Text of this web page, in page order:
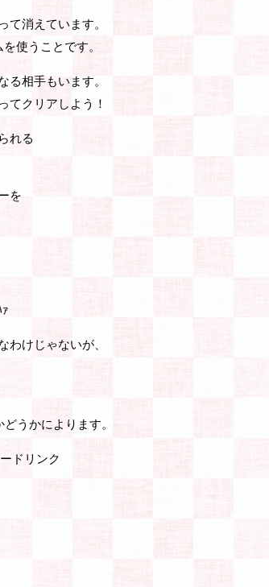
て消えています。
使うことです。
る相手もいます。
てクリアしよう！
れる
を
けじゃないが、
うかによります。
ドリンク